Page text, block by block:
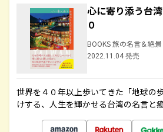
心に寄り添う台
０
BOOKS 旅の名言＆絶景
2022.11.04 発売
世界を４０年以上歩いてきた「地球の
けする、人生を輝かせる台湾の名言と